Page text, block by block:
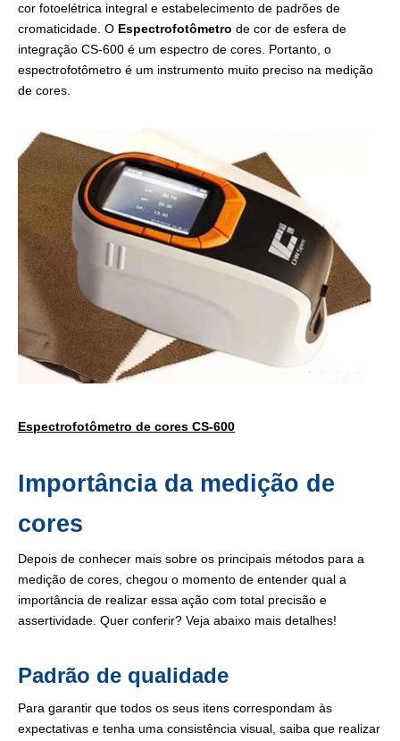
cor fotoelétrica integral e estabelecimento de padrões de
cromaticidade. O Espectrofotômetro de cor de esfera de
integração CS-600 é um espectro de cores. Portanto, o
espectrofotômetro é um instrumento muito preciso na medição
de cores.
Espectrofotômetro de cores CS-600
Importância da medição de
cores
Depois de conhecer mais sobre os principais métodos para a
medição de cores, chegou o momento de entender qual a
importância de realizar essa ação com total precisão e
assertividade. Quer conferir? Veja abaixo mais detalhes!
Padrão de qualidade
Para garantir que todos os seus itens correspondam às
expectativas e tenha uma consistência visual, saiba que realizar